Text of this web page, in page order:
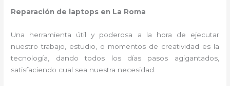
Reparación de laptops en La Roma
Una herramienta útil y poderosa a la hora de ejecutar
nuestro trabajo, estudio, o momentos de creatividad es la
tecnología, dando todos los días pasos agigantados,
satisfaciendo cual sea nuestra necesidad.